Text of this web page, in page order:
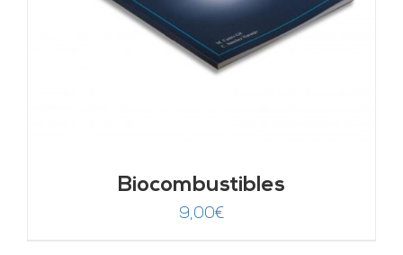
Biocombustibles
9,00€